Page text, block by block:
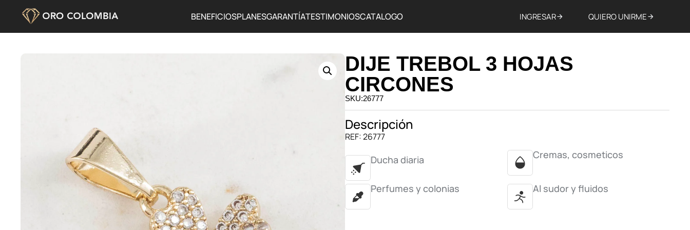
BENEFICIOSPLANESGARANTÍATESTIMONIOSCATALOGO INGRESAR QUIERO UNIRME
DIJE TREBOL 3 HOJAS
CIRCONES
SKU:26777
Descripción
REF: 26777
Ducha diaria Cremas, cosmeticos
Perfumes y colonias Al sudor y fluidos